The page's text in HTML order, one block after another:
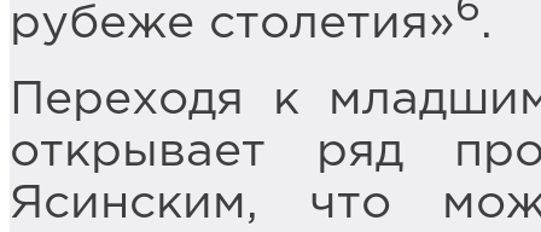
рубеже столетия»6.
Переходя к
открывает ряд
Ясинским, что